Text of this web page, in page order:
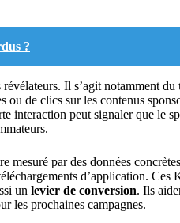
?
Il s’agit notamment du
ou de clics sur les contenus
interaction peut signaler que le
mesuré par des données
d’application.
un levier de conversion. Ils
les prochaines campagnes.